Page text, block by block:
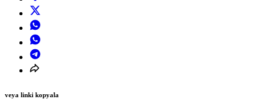
veya linki kopyala